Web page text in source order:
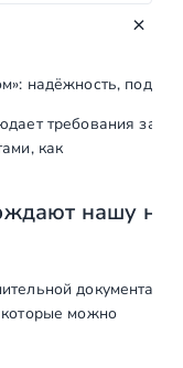
надёжность,
требования
как
нашу
можно